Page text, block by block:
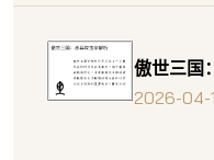
傲世三国
2026-04-